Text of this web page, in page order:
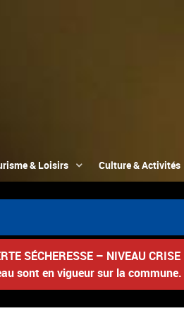
& Loisirs Culture & Activités
SÉCHERESSE – NIVEAU CRISE
sont en vigueur sur la commune.